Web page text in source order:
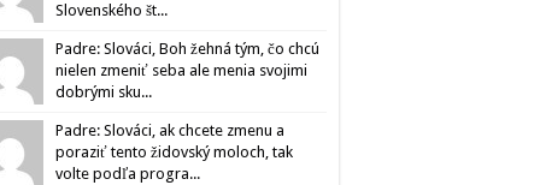
Slovenského št...
Padre: Slováci, Boh žehná tým, čo chcú
nielen zmeniť seba ale menia svojimi
dobrými sku...
Padre: Slováci, ak chcete zmenu a
poraziť tento židovský moloch, tak
volte podľa progra...